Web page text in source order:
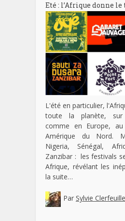
Eté : l’Afrique donne le
L'été en particulier,
toute la planète,
comme en Europe,
Amérique du Nord.
Nigeria, Sénégal,
Zanzibar : les festivals
Afrique, révélant les
la suite…
Par Sylvie Clerfeuille